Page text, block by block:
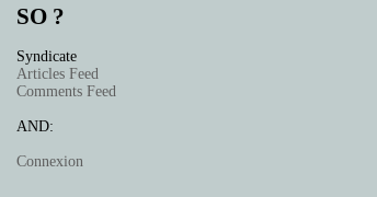
SO ?
Syndicate
Articles Feed
Comments Feed
AND:
Connexion